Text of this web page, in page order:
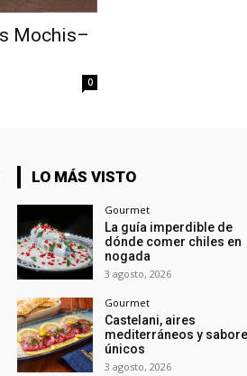
Mochis–
0
LO MÁS VISTO
Gourmet
La guía imperdible de
dónde comer chiles en
nogada
3 agosto, 2026
Gourmet
Castelani, aires
mediterráneos y
únicos
3 agosto, 2026